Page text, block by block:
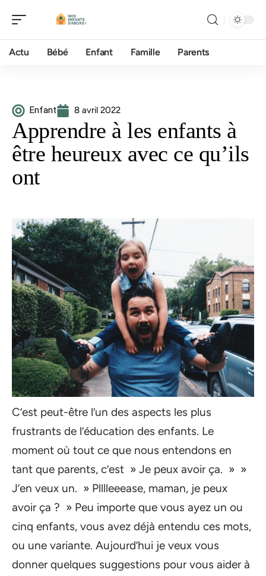
Actu Bébé Enfant Famille Parents
Enfant 8 avril 2022
Apprendre à les enfants à
être heureux avec ce qu’ils
ont
C’est peut-être l’un des aspects les plus
frustrants de l’éducation des enfants. Le
moment où tout ce que nous entendons en
tant que parents, c’est » Je peux avoir ça. » »
J’en veux un. » Plllleeease, maman, je peux
avoir ça ? » Peu importe que vous ayez un ou
cinq enfants, vous avez déjà entendu ces mots,
ou une variante. Aujourd’hui je veux vous
donner quelques suggestions pour vous aider à